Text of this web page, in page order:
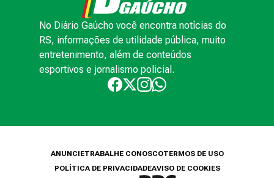
No Diário Gaúcho você encontra notícias do
RS, informações de utilidade pública, muito
entretenimento, além de conteúdos
esportivos e jornalismo policial.
ANUNCIETRABALHE CONOSCOTERMOS DE USO
POLÍTICA DE PRIVACIDADEAVISO DE COOKIES